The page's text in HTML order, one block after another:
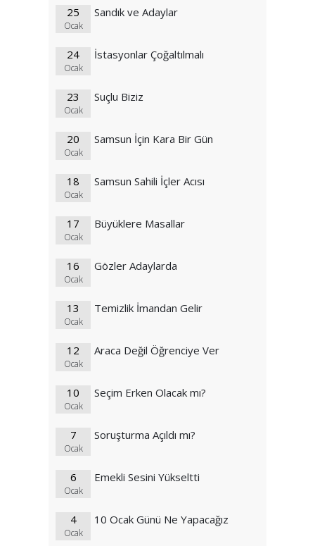
25
Ocak
Sandık ve Adaylar
24
Ocak
İstasyonlar Çoğaltılmalı
23
Ocak
Suçlu Biziz
20
Ocak
Samsun İçin Kara Bir Gün
18
Ocak
Samsun Sahili İçler Acısı
17
Ocak
Büyüklere Masallar
16
Ocak
Gözler Adaylarda
13
Ocak
Temizlik İmandan Gelir
12
Ocak
Araca Değil Öğrenciye Ver
10
Ocak
Seçim Erken Olacak mı?
7
Ocak
Soruşturma Açıldı mı?
6
Ocak
Emekli Sesini Yükseltti
4
Ocak
10 Ocak Günü Ne Yapacağız